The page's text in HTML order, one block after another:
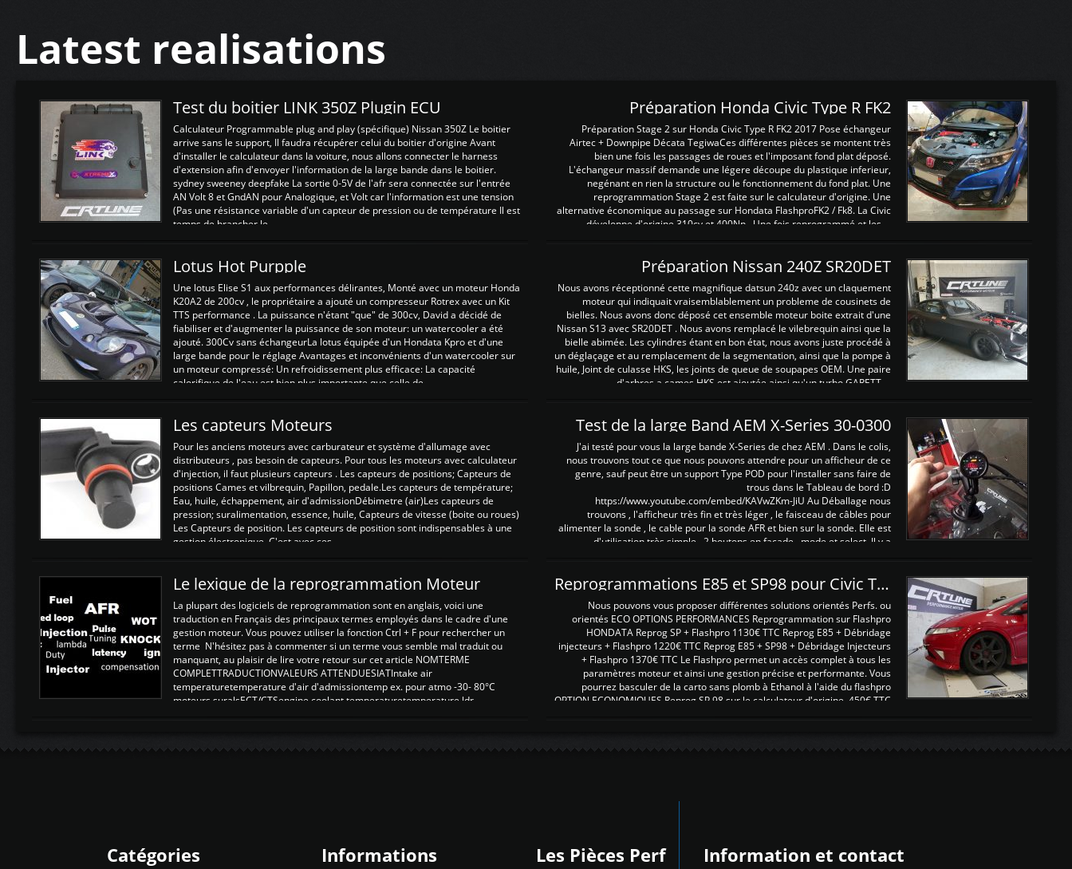
Latest realisations
Test du boitier LINK 350Z Plugin ECU
Calculateur Programmable plug and play (spécifique) Nissan 350Z Le boitier
arrive sans le support, Il faudra récupérer celui du boitier d'origine Avant
d'installer le calculateur dans la voiture, nous allons connecter le harness
d'extension afin d'envoyer l'information de la large bande dans le boitier.
sydney sweeney deepfake La sortie 0-5V de l'afr sera connectée sur l'entrée
AN Volt 8 et GndAN pour Analogique, et Volt car l'information est une tension
(Pas une résistance variable d'un capteur de pression ou de température Il est
temps de brancher le ...
Préparation Honda Civic Type R FK2
Préparation Stage 2 sur Honda Civic Type R FK2 2017 Pose échangeur
Airtec + Downpipe Décata TegiwaCes différentes pièces se montent très
bien une fois les passages de roues et l'imposant fond plat déposé.
L'échangeur massif demande une légere découpe du plastique inferieur,
negénant en rien la structure ou le fonctionnement du fond plat. Une
reprogrammation Stage 2 est faite sur le calculateur d'origine. Une
alternative économique au passage sur Hondata FlashproFK2 / Fk8. La Civic
développe d'origine 310cv et 400Nn , Une fois reprogrammé et les ...
Lotus Hot Purpple
Une lotus Elise S1 aux performances délirantes, Monté avec un moteur Honda
K20A2 de 200cv , le propriétaire a ajouté un compresseur Rotrex avec un Kit
TTS performance . La puissance n'étant "que" de 300cv, David a décidé de
fiabiliser et d'augmenter la puissance de son moteur: un watercooler a été
ajouté. 300Cv sans échangeurLa lotus équipée d'un Hondata Kpro et d'une
large bande pour le réglage Avantages et inconvénients d'un watercooler sur
un moteur compressé: Un refroidissement plus efficace: La capacité
calorifique de l'eau est bien plus importante que celle de ...
Préparation Nissan 240Z SR20DET
Nous avons réceptionné cette magnifique datsun 240z avec un claquement
moteur qui indiquait vraisemblablement un probleme de cousinets de
bielles. Nous avons donc déposé cet ensemble moteur boite extrait d'une
Nissan S13 avec SR20DET . Nous avons remplacé le vilebrequin ainsi que la
bielle abimée. Les cylindres étant en bon état, nous avons juste procédé à
un déglaçage et au remplacement de la segmentation, ainsi que la pompe à
huile, Joint de culasse HKS, les joints de queue de soupapes OEM. Une paire
d'arbres a cames HKS est ajoutée ainsi qu'un turbo GARETT ...
Les capteurs Moteurs
Pour les anciens moteurs avec carburateur et système d'allumage avec
distributeurs , pas besoin de capteurs. Pour tous les moteurs avec calculateur
d'injection, il faut plusieurs capteurs . Les capteurs de positions; Capteurs de
positions Cames et vilbrequin, Papillon, pedale.Les capteurs de température;
Eau, huile, échappement, air d'admissionDébimetre (air)Les capteurs de
pression; suralimentation, essence, huile, Capteurs de vitesse (boite ou roues)
Les Capteurs de position. Les capteurs de position sont indispensables à une
gestion électronique. C'est avec ces ...
Test de la large Band AEM X-Series 30-0300
J'ai testé pour vous la large bande X-Series de chez AEM . Dans le colis,
nous trouvons tout ce que nous pouvons attendre pour un afficheur de ce
genre, sauf peut être un support Type POD pour l'installer sans faire de
trous dans le Tableau de bord :D
https://www.youtube.com/embed/KAVwZKm-JiU Au Déballage nous
trouvons , l'afficheur très fin et très léger , le faisceau de câbles pour
alimenter la sonde , le cable pour la sonde AFR et bien sur la sonde. Elle est
d'utilisation très simple , 2 boutons en façade , mode et select. Il y a
Le lexique de la reprogrammation Moteur
La plupart des logiciels de reprogrammation sont en anglais, voici une
traduction en Français des principaux termes employés dans le cadre d'une
gestion moteur. Vous pouvez utiliser la fonction Ctrl + F pour rechercher un
terme N'hésitez pas à commenter si un terme vous semble mal traduit ou
manquant, au plaisir de lire votre retour sur cet article NOMTERME
COMPLETTRADUCTIONVALEURS ATTENDUESIATIntake air
temperaturetemperature d'air d'admissiontemp ex. pour atmo -30- 80°C
moteurs suralsECT/CTSengine coolant temperaturetemperature ldr
Reprogrammations E85 et SP98 pour Civic Type R FN2
Nous pouvons vous proposer différentes solutions orientés Perfs. ou
orientés ECO OPTIONS PERFORMANCES Reprogrammation sur Flashpro
HONDATA Reprog SP + Flashpro 1130€ TTC Reprog E85 + Débridage
injecteurs + Flashpro 1220€ TTC Reprog E85 + SP98 + Débridage Injecteurs
+ Flashpro 1370€ TTC Le Flashpro permet un accès complet à tous les
paramètres moteur et ainsi une gestion précise et performante. Vous
pourrez basculer de la carto sans plomb à Ethanol à l'aide du flashpro
OPTION ECONOMIQUES Reprog SP 98 sur le calculateur d'origine 450€ TTC
Catégories Informations Les Pièces Perf Information et contact